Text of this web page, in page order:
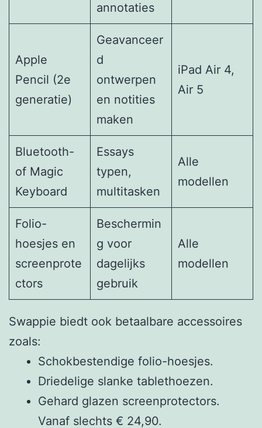
annotaties
Apple
Pencil (2e
generatie)
Geavanceer
d
ontwerpen
en notities
maken
iPad Air 4,
Air 5
Bluetooth-
of Magic
Keyboard
Essays
typen,
multitasken
Alle
modellen
Folio-
hoesjes en
screenprote
ctors
Beschermin
g voor
dagelijks
gebruik
Alle
modellen
Swappie biedt ook betaalbare accessoires
zoals:
Schokbestendige folio-hoesjes.
Driedelige slanke tablethoezen.
Gehard glazen screenprotectors.
Vanaf slechts € 24,90.